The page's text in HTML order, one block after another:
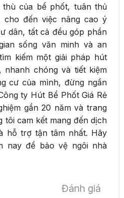
của bể phốt, tuân thủ
cho đến việc nâng cao ý
dân, tất cả đều góp phần
sống văn minh và an
kiếm một giải pháp hút
nhanh chóng và tiết kiệm
cư của mình, đừng ngần
ty Hút Bể Phốt Giá Rẻ
gần 20 năm và trang
tôi cam kết mang đến dịch
hỗ trợ tận tâm nhất. Hãy
nay để bảo vệ ngôi nhà
Đánh giá